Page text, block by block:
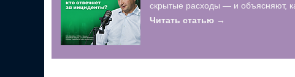
скрытые расходы — и объясняют,
Читать статью →